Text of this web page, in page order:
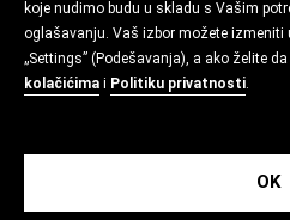
koje nudimo budu u skladu s Vašim
oglašavanju. Vaš izbor možete izmeniti
„Settings” (Podešavanja), a ako želite
kolačićima i Politiku privatnosti.
OK